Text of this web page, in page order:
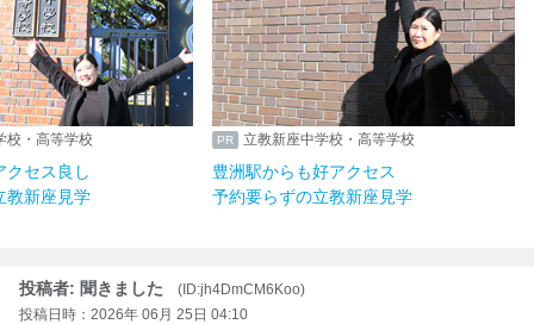
立教新座中学校・高等学校
吉祥寺駅からアクセス良し
予約要らずの立教新座見学
立教新座中学校・高等学校
豊洲駅からも好アクセス
予約要らずの立教新座見学
投稿者: 聞きました
(ID:jh4DmCM6Koo)
投稿日時：2026年 06月 25日 04:10